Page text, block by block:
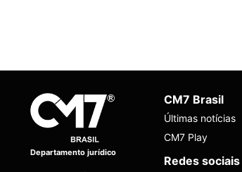
Departamento jurídico
CM7 Brasil
Últimas notícias
CM7 Play
Redes sociais